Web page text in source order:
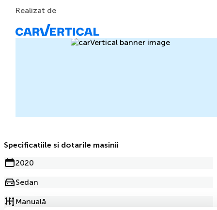
Realizat de
Specificatiile si dotarile masinii
2020
Sedan
Manuală